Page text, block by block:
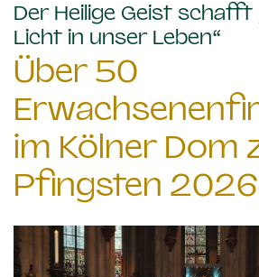
Der Heilige Geist schafft
Licht in unser Leben“
Über 50
im Kölner Dom
Pfingsten 2026